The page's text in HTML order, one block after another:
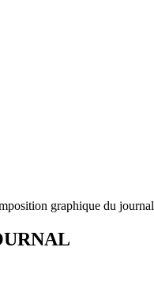
graphique du journal